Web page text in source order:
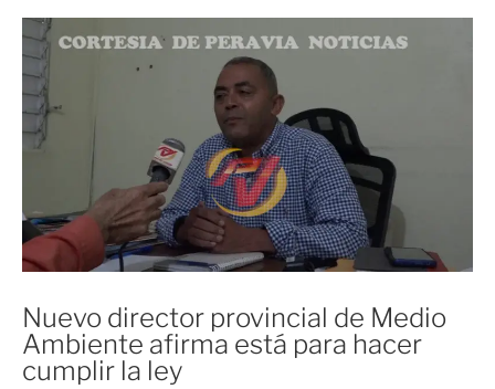
Nuevo director provincial de Medio
Ambiente afirma está para hacer
cumplir la ley